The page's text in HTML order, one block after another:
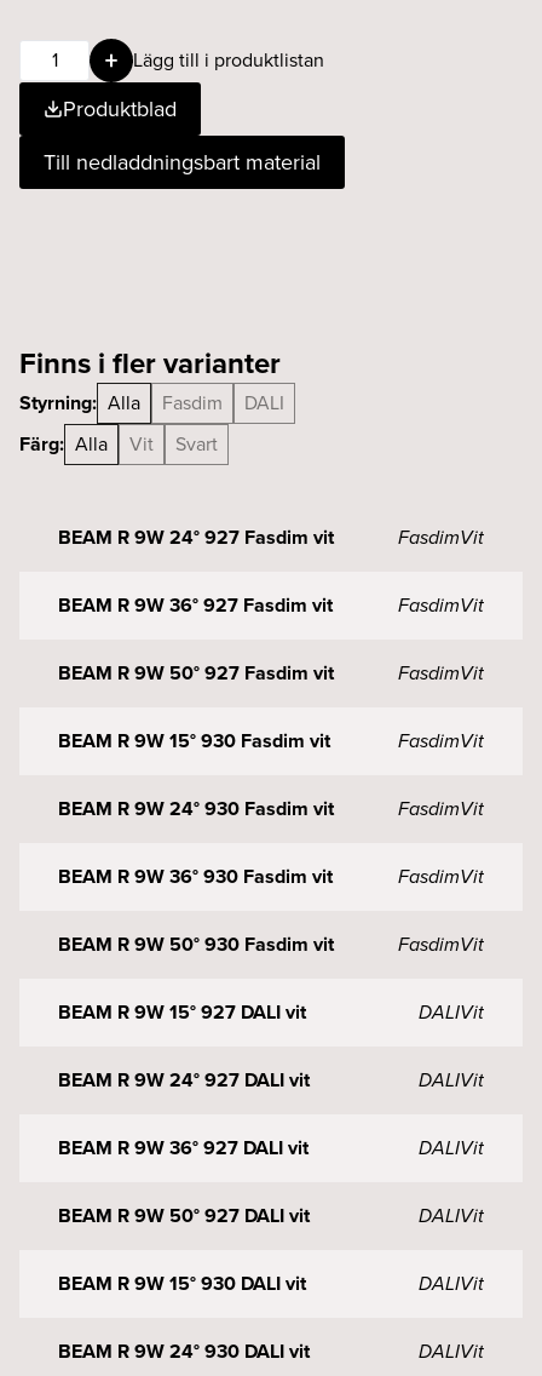
BEAM
R
9W
TW
svart
Lägg till i produktlistan
Produktblad
Till nedladdningsbart material
Finns i fler varianter
Styrning: Alla Fasdim
DALI
Färg: Alla Vit Svart
BEAM R 9W 24° 927 Fasdim vit FasdimVit
BEAM R 9W 36° 927 Fasdim vit FasdimVit
BEAM R 9W 50° 927 Fasdim vit FasdimVit
BEAM R 9W 15° 930 Fasdim vit FasdimVit
BEAM R 9W 24° 930 Fasdim vit FasdimVit
BEAM R 9W 36° 930 Fasdim vit FasdimVit
BEAM R 9W 50° 930 Fasdim vit FasdimVit
BEAM R 9W 15° 927 DALI vit DALIVit
BEAM R 9W 24° 927 DALI vit DALIVit
BEAM R 9W 36° 927 DALI vit DALIVit
BEAM R 9W 50° 927 DALI vit DALIVit
BEAM R 9W 15° 930 DALI vit DALIVit
BEAM R 9W 24° 930 DALI vit DALIVit